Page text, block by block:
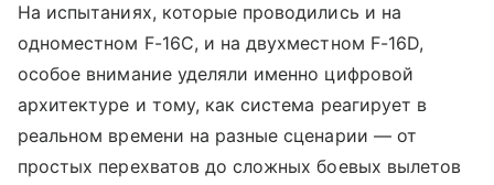
На испытаниях, которые проводились и на
одноместном F-16C, и на двухместном F-16D,
особое внимание уделяли именно цифровой
архитектуре и тому, как система реагирует в
реальном времени на разные сценарии — от
простых перехватов до сложных боевых вылетов